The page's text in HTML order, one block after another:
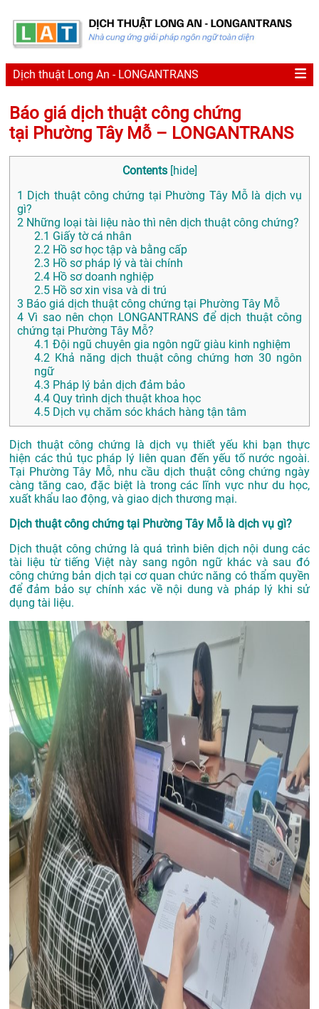
Dịch thuật Long An - LONGANTRANS
Báo giá dịch thuật công chứng
tại Phường Tây Mỗ – LONGANTRANS
Contents [hide]
1 Dịch thuật công chứng tại Phường Tây Mỗ là dịch vụ
gì?
2 Những loại tài liệu nào thì nên dịch thuật công chứng?
2.1 Giấy tờ cá nhân
2.2 Hồ sơ học tập và bằng cấp
2.3 Hồ sơ pháp lý và tài chính
2.4 Hồ sơ doanh nghiệp
2.5 Hồ sơ xin visa và di trú
3 Báo giá dịch thuật công chứng tại Phường Tây Mỗ
4 Vì sao nên chọn LONGANTRANS để dịch thuật công
chứng tại Phường Tây Mỗ?
4.1 Đội ngũ chuyên gia ngôn ngữ giàu kinh nghiệm
4.2 Khả năng dịch thuật công chứng hơn 30 ngôn
ngữ
4.3 Pháp lý bản dịch đảm bảo
4.4 Quy trình dịch thuật khoa học
4.5 Dịch vụ chăm sóc khách hàng tận tâm
Dịch thuật công chứng là dịch vụ thiết yếu khi bạn thực
hiện các thủ tục pháp lý liên quan đến yếu tố nước ngoài.
Tại Phường Tây Mỗ, nhu cầu dịch thuật công chứng ngày
càng tăng cao, đặc biệt là trong các lĩnh vực như du học,
xuất khẩu lao động, và giao dịch thương mại.
Dịch thuật công chứng tại Phường Tây Mỗ là dịch vụ gì?
Dịch thuật công chứng là quá trình biên dịch nội dung các
tài liệu từ tiếng Việt này sang ngôn ngữ khác và sau đó
công chứng bản dịch tại cơ quan chức năng có thẩm quyền
để đảm bảo sự chính xác về nội dung và pháp lý khi sử
dụng tài liệu.